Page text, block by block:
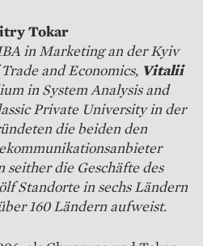
Tokar
in Marketing an der Kyiv
and Economics, Vitalii
in System Analysis and
Private University in der
die beiden den
die Geschäfte des
Standorte in sechs Ländern
160 Ländern aufweist.